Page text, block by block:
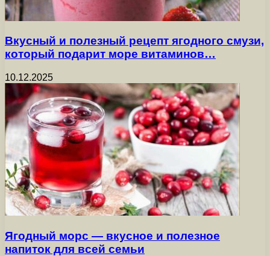
Вкусный и полезный рецепт ягодного смузи,
который подарит море витаминов…
10.12.2025
Ягодный морс — вкусное и полезное
напиток для всей семьи